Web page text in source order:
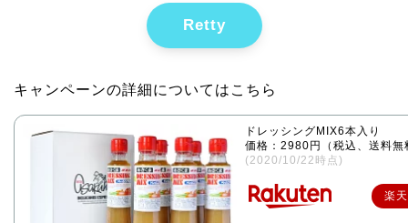
Retty
キャンペーンの詳細については こちら
ドレッシングMIX6本入り
価格：2980円（税込、送料無
(2020/10/22時点)
楽